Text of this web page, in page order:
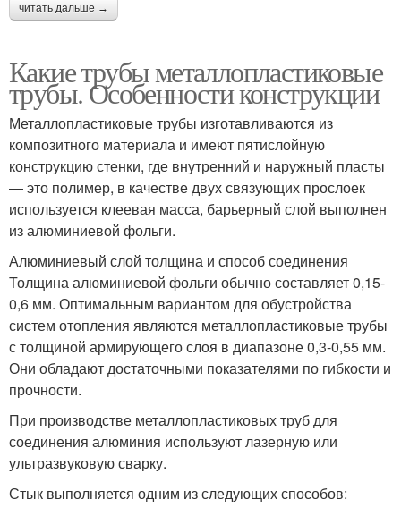
читать дальше →
Какие трубы металлопластиковые
трубы. Особенности конструкции
Металлопластиковые трубы изготавливаются из
композитного материала и имеют пятислойную
конструкцию стенки, где внутренний и наружный пласты
— это полимер, в качестве двух связующих прослоек
используется клеевая масса, барьерный слой выполнен
из алюминиевой фольги.
Алюминиевый слой толщина и способ соединения
Толщина алюминиевой фольги обычно составляет 0,15-
0,6 мм. Оптимальным вариантом для обустройства
систем отопления являются металлопластиковые трубы
с толщиной армирующего слоя в диапазоне 0,3-0,55 мм.
Они обладают достаточными показателями по гибкости и
прочности.
При производстве металлопластиковых труб для
соединения алюминия используют лазерную или
ультразвуковую сварку.
Стык выполняется одним из следующих способов: